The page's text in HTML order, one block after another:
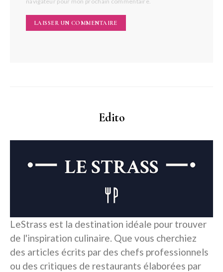
Edito
LeStrass est la destination idéale pour trouver
de l'inspiration culinaire. Que vous cherchiez
des articles écrits par des chefs professionnels
ou des critiques de restaurants élaborées par